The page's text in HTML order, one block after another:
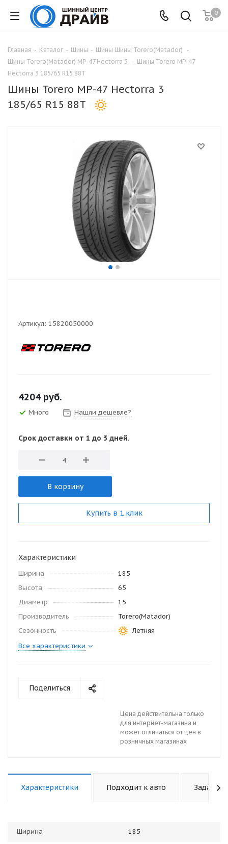
0
Главная - Каталог - Шины - Шины Шины Torero(Matador)
-
Шины Torero(Matador) MP-47 Hectorra 3
- Шины Torero MP-47
Hectorra 3 185/65 R15 88T
Шины Torero MP-47 Hectorra 3
185/65 R15 88T
Артикул: 15820050000
4204 руб.
Много Нашли дешевле?
Срок доставки от 1 до 3 дней.
В корзину
Купить в 1 клик
Характеристики
Ширина
185
Высота
65
Диаметр
15
Производитель
Torero(Matador)
Сезонность
Летняя
Все характеристики
Поделиться
Цена действительна только
для интернет-магазина и
может отличаться от цен в
розничных магазинах
Характеристики Подходит к авто Задать
Ширина 185